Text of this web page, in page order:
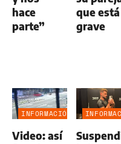
hace
parte”
que está
grave
INFORMACIÓN
Video: así